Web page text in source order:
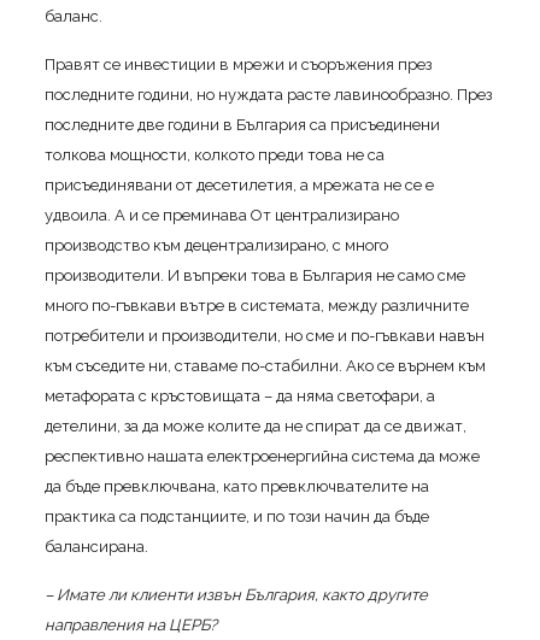
баланс.
Правят се инвестиции в мрежи и съоръжения през
последните години, но нуждата расте лавинообразно. През
последните две години в България са присъединени
толкова мощности, колкото преди това не са
присъединявани от десетилетия, а мрежата не се е
удвоила. А и се преминава От централизирано
производство към децентрализирано, с много
производители. И въпреки това в България не само сме
много по-гъвкави вътре в системата, между различните
потребители и производители, но сме и по-гъвкави навън
към съседите ни, ставаме по-стабилни. Ако се върнем към
метафората с кръстовищата – да няма светофари, а
детелини, за да може колите да не спират да се движат,
респективно нашата електроенергийна система да може
да бъде превключвана, като превключвателите на
практика са подстанциите, и по този начин да бъде
балансирана.
– Имате ли клиенти извън България, както другите
направления на ЦЕРБ?